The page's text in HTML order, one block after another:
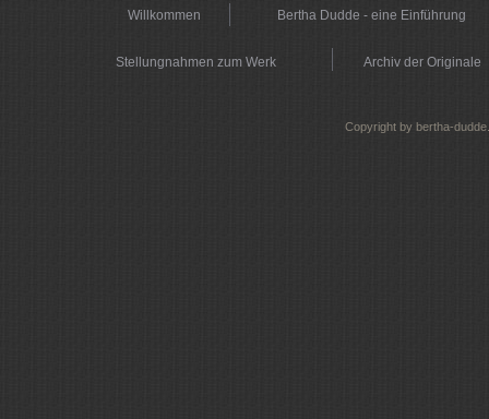
Willkommen Bertha Dudde - eine Einführung
Stellungnahmen zum Werk Archiv der Originale
Copyright by bertha-